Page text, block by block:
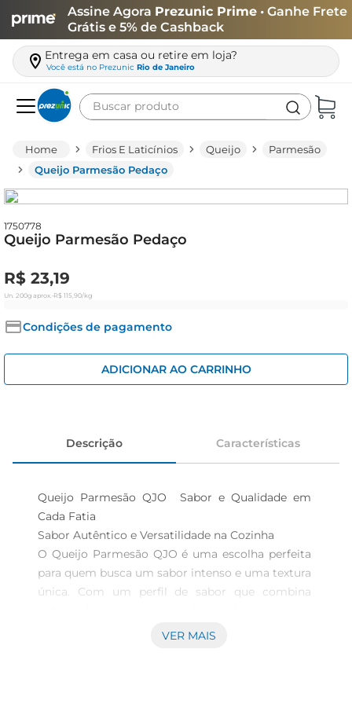
Assine Agora Prezunic Prime • Ganhe Frete
Grátis e 5% de Cashback
Entrega em casa ou retire em loja?
Você está no Prezunic Rio de Janeiro
Buscar produto
Frios E Laticínios Queijo
Parmesão
Queijo Parmesão Pedaço
1750778
Queijo Parmesão Pedaço
R$ 23,19
Un. 200g aprox. •R$ 115,90/kg
Condições de pagamento
ADICIONAR AO CARRINHO
Descrição Características
Queijo Parmesão QJO  Sabor e Qualidade em
Cada Fatia
Sabor Autêntico e Versatilidade na Cozinha
O Queijo Parmesão QJO é uma escolha perfeita
para quem busca um sabor intenso e uma textura
única. Com um perfil de sabor que combina
queijo é ideal para realçar pratos diversos, desde
VER MAIS
leite
queijo
arroz
azeite
biscoito
cerveja